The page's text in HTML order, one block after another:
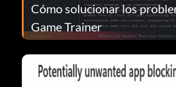
Cómo solucionar los
Game Trainer